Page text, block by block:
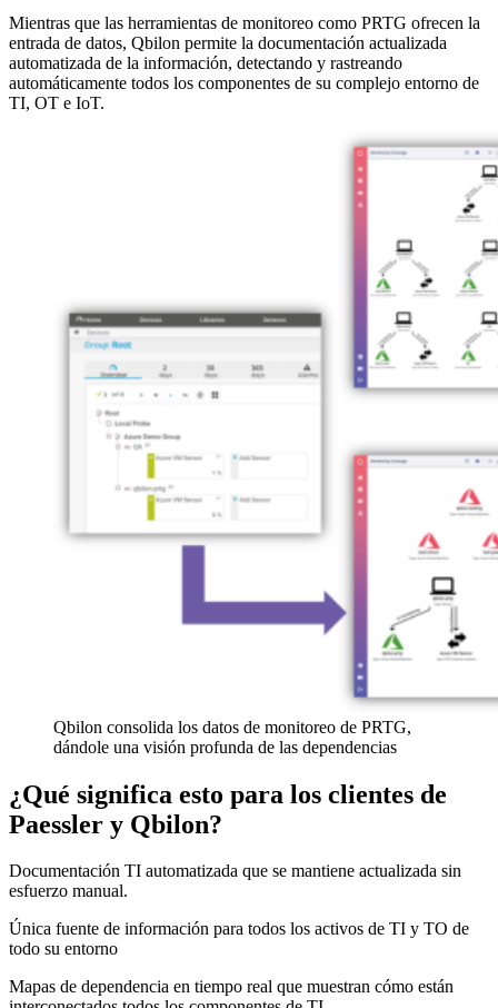
Mientras que las herramientas de monitoreo como PRTG ofrecen la
entrada de datos, Qbilon permite la documentación actualizada
automatizada de la información, detectando y rastreando
automáticamente todos los componentes de su complejo entorno de
TI, OT e IoT.
Qbilon consolida los datos de monitoreo de PRTG,
dándole una visión profunda de las dependencias
¿Qué significa esto para los clientes de
Paessler y Qbilon?
Documentación TI automatizada que se mantiene actualizada sin
esfuerzo manual.
Única fuente de información para todos los activos de TI y TO de
todo su entorno
Mapas de dependencia en tiempo real que muestran cómo están